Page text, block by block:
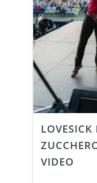
VIDEO